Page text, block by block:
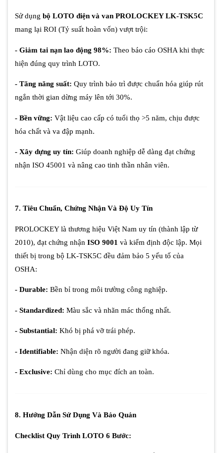
Sử dụng bộ LOTO điện và van PROLOCKEY LK-TSK5C
mang lại ROI (Tỷ suất hoàn vốn) vượt trội:
- Giảm tai nạn lao động 98%: Theo báo cáo OSHA khi thực
hiện đúng quy trình LOTO.
- Tăng năng suất: Quy trình bảo trì được chuẩn hóa giúp rút
ngắn thời gian dừng máy lên tới 30%.
- Bền vững: Vật liệu cao cấp có tuổi thọ >5 năm, chịu được
hóa chất và va đập mạnh.
- Xây dựng uy tín: Giúp doanh nghiệp dễ dàng đạt chứng
nhận ISO 45001 và nâng cao tinh thần nhân viên.
7. Tiêu Chuẩn, Chứng Nhận Và Độ Uy Tín
PROLOCKEY là thương hiệu Việt Nam uy tín (thành lập từ
2010), đạt chứng nhận ISO 9001 và kiểm định độc lập. Mọi
thiết bị trong bộ LK-TSK5C đều đảm bảo 5 yếu tố của
OSHA:
- Durable: Bền bỉ trong môi trường công nghiệp.
- Standardized: Màu sắc và nhãn mác thống nhất.
- Substantial: Khó bị phá vỡ trái phép.
- Identifiable: Nhận diện rõ người đang giữ khóa.
- Exclusive: Chỉ dùng cho mục đích an toàn.
8. Hướng Dẫn Sử Dụng Và Bảo Quản
Checklist Quy Trình LOTO 6 Bước: